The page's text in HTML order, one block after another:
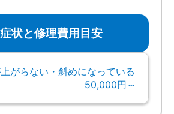
状と修理費用目安
がらない・斜めになっている
50,000円～